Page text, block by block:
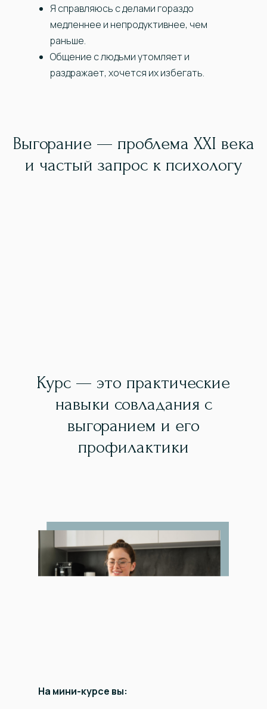
Я справляюсь с делами гораздо
медленнее и непродуктивнее, чем
раньше.
Общение с людьми утомляет и
раздражает, хочется их избегать.
Выгорание — проблема XXI века
и частый запрос к психологу
Курс — это практические
навыки совладания с
выгоранием и его
профилактики
На мини-курсе вы: